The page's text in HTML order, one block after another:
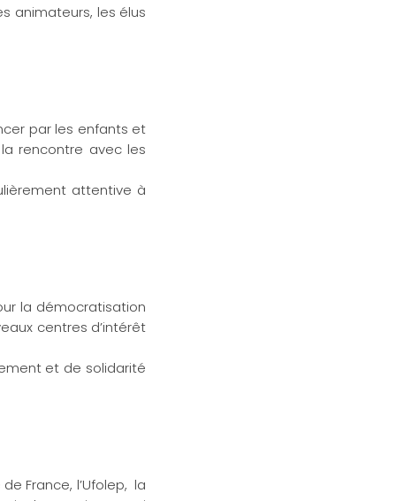
animateurs, les élus
par les enfants et
rencontre avec les
attentive à
la démocratisation
centres d’intérêt
et de solidarité
France, l’Ufolep, la